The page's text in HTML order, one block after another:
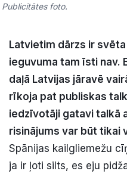
Publicitātes foto.
Latvietim dārzs ir
ieguvuma tam īsti nav.
daļā Latvijas jāravē
rīkoja pat publiskas
iedzīvotāji gatavi talkā
risinājums var būt tikai
Spānijas kailgliemežu
ja ir ļoti silts, es eju